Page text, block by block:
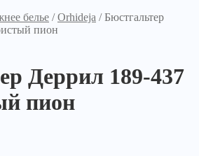
белье /Orhideja /Бюстгальтер
пион
Деррил 189-437
пион